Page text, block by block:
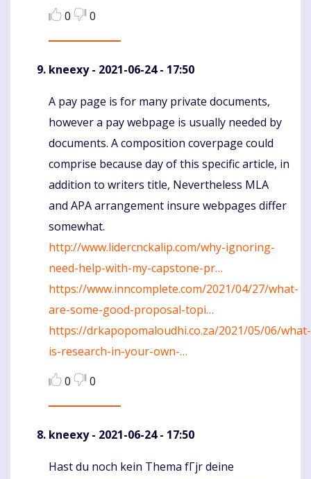
0
0
kneexy- 2021-06-24 - 17:50
Komentaras
A pay page is for many private documents,
however a pay webpage is usually needed by
documents. A composition coverpage could
comprise because day of this specific article, in
addition to writers title, Nevertheless MLA
and APA arrangement insure webpages differ
somewhat.
http://www.lidercnckalip.com/why-ignoring-
need-help-with-my-capstone-pr…
https://www.inncomplete.com/2021/04/27/what-
are-some-good-proposal-topi…
https://drkapopomaloudhi.co.za/2021/05/06/what-
is-research-in-your-own-…
0
0
kneexy- 2021-06-24 - 17:50
Komentaras
Hast du noch kein Thema fГјr deine